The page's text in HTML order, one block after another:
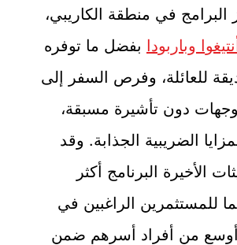
البرامج في منطقة الكاريبي،
وباربودا بفضل ما توفره
للعائلة، وفرص السفر إلى
دون تأشيرة مسبقة،
الضريبية الجذابة. وقد
الأخيرة البرنامج أكثر
للمستثمرين الراغبين في
من أفراد أسرهم ضمن